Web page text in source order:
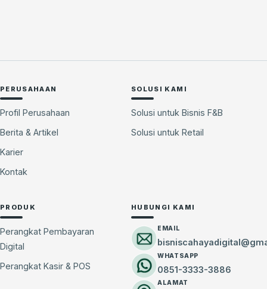
PERUSAHAAN
Profil Perusahaan
Berita & Artikel
Karier
Kontak
SOLUSI KAMI
Solusi untuk Bisnis F&B
Solusi untuk Retail
PRODUK
Perangkat Pembayaran
Digital
Perangkat Kasir & POS
HUBUNGI KAMI
EMAIL
WHATSAPP
0851-3333-3886
ALAMAT